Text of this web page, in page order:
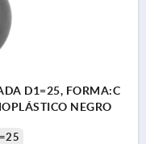
D1=25, FORMA:C
NEGRO